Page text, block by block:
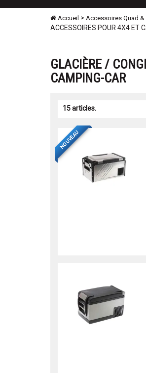
Accueil > Accessoires Quad &
ACCESSOIRES POUR 4X4 ET
GLACIÈRE /
CAMPING-CAR
15 articles.
NOUVEAU